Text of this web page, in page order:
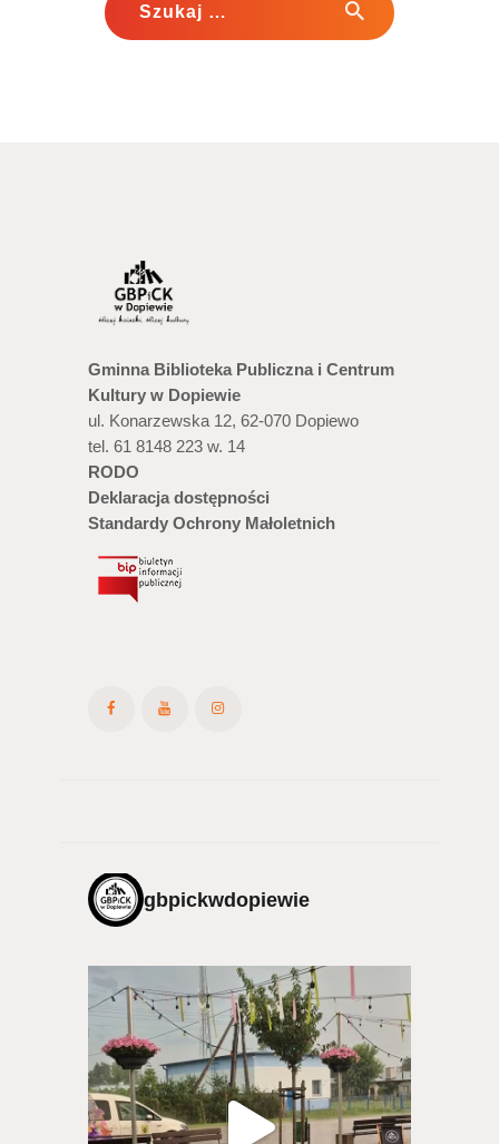
Gminna Biblioteka Publiczna i Centrum
Kultury w Dopiewie
ul. Konarzewska 12, 62-070 Dopiewo
tel. 61 8148 223 w. 14
RODO
Deklaracja dostępności
Standardy Ochrony Małoletnich
gbpickwdopiewie